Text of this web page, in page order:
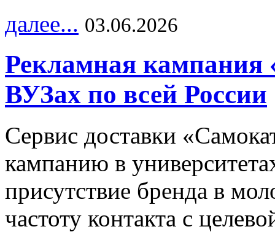
далее... 03.06.2026
Рекламная кампания
ВУЗах по всей России
Сервис доставки
кампанию в
присутствие бренда в
частоту контакта с